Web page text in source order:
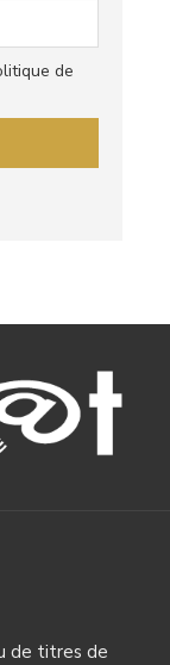
de
de titres de